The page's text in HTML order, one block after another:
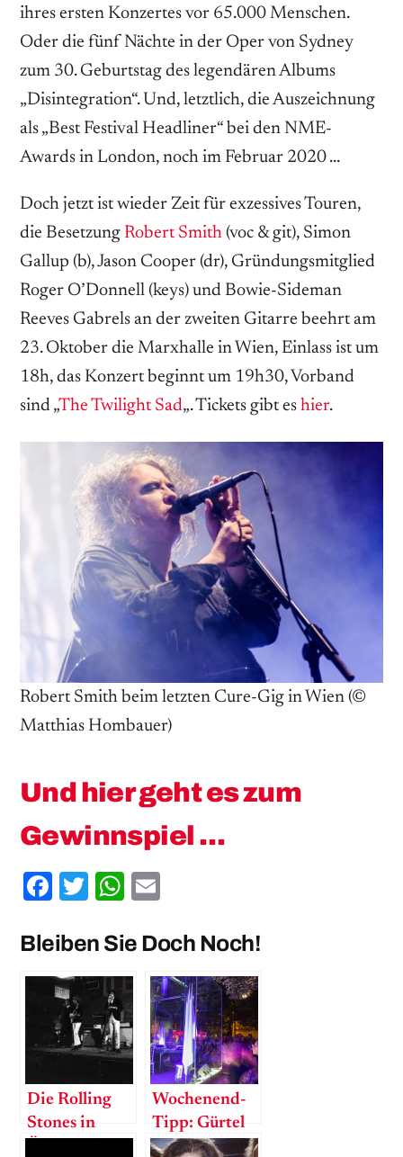
ihres ersten Konzertes vor 65.000 Menschen.
Oder die fünf Nächte in der Oper von Sydney
zum 30. Geburtstag des legendären Albums
„Disintegration“. Und, letztlich, die Auszeichnung
als „Best Festival Headliner“ bei den NME-
Awards in London, noch im Februar 2020 …
Doch jetzt ist wieder Zeit für exzessives Touren,
die Besetzung Robert Smith (voc & git), Simon
Gallup (b), Jason Cooper (dr), Gründungsmitglied
Roger O’Donnell (keys) und Bowie-Sideman
Reeves Gabrels an der zweiten Gitarre beehrt am
23. Oktober die Marxhalle in Wien, Einlass ist um
18h, das Konzert beginnt um 19h30, Vorband
sind „The Twilight Sad„. Tickets gibt es hier.
Robert Smith beim letzten Cure-Gig in Wien (©
Matthias Hombauer)
Und hier geht es zum
Gewinnspiel …
Facebook
TwitterWhatsApp
Bleiben Sie Doch Noch!
Die Rolling
Stones in
Wochenend-
Tipp: Gürtel
Nightwalk